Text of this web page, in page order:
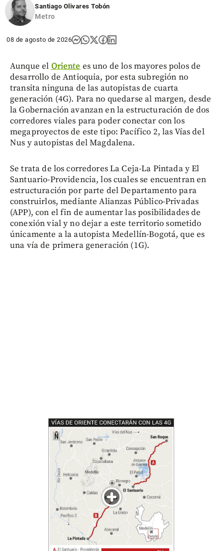
Santiago Olivares Tobón
Metro
08 de agosto de 2026
Aunque el Oriente es uno de los mayores polos de
desarrollo de Antioquia, por esta subregión no
transita ninguna de las autopistas de cuarta
generación (4G). Para no quedarse al margen, desde
la Gobernación avanzan en la estructuración de dos
corredores viales para poder conectar con los
megaproyectos de este tipo: Pacífico 2, las Vías del
Nus y autopistas del Magdalena.
Se trata de los corredores La Ceja-La Pintada y El
Santuario-Providencia, los cuales se encuentran en
estructuración por parte del Departamento para
construirlos, mediante Alianzas Público-Privadas
(APP), con el fin de aumentar las posibilidades de
conexión vial y no dejar a este territorio sometido
únicamente a la autopista Medellín-Bogotá, que es
una vía de primera generación (1G).